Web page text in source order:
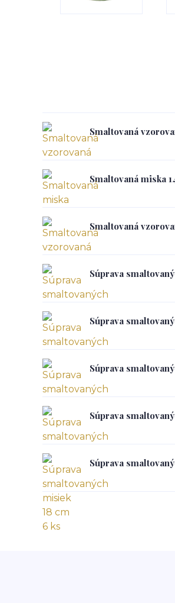
Smaltovaná
Smaltovaná miska
Smaltovaná
Súprava
Súprava
Súprava
Súprava
Súprava